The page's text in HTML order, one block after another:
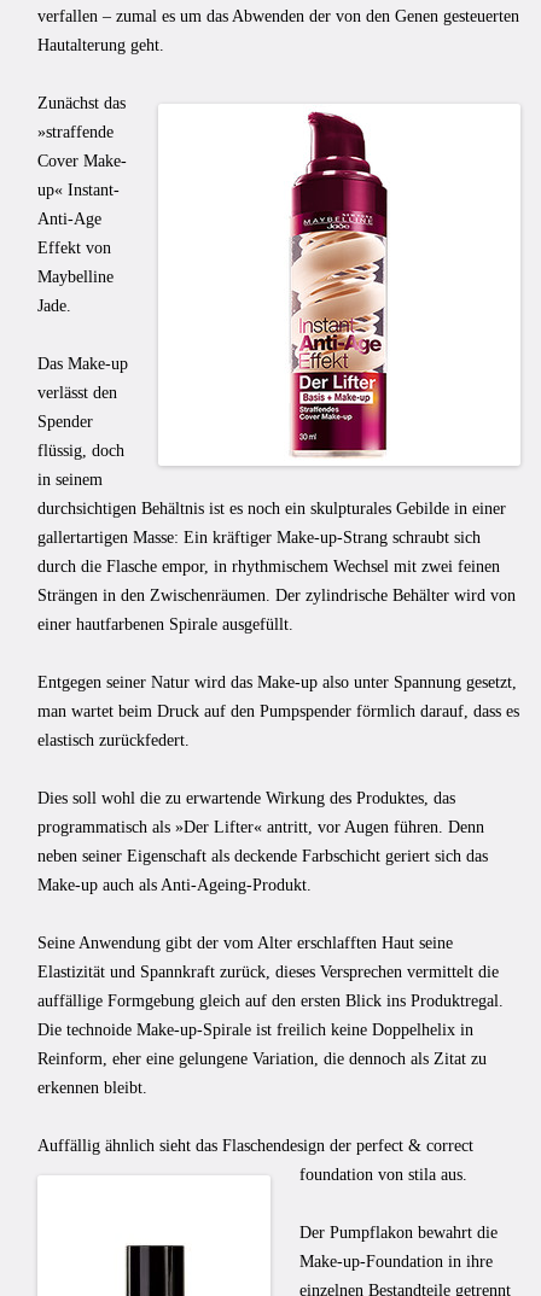
verfallen – zumal es um das Abwenden der von den Genen gesteuerten
Hautalterung geht.
Zunächst das
»straffende
Cover Make-
up« Instant-
Anti-Age
Effekt von
Maybelline
Jade.
Das Make-up
verlässt den
Spender
flüssig, doch
in seinem
durchsichtigen Behältnis ist es noch ein skulpturales Gebilde in einer
gallertartigen Masse: Ein kräftiger Make-up-Strang schraubt sich
durch die Flasche empor, in rhythmischem Wechsel mit zwei feinen
Strängen in den Zwischenräumen. Der zylindrische Behälter wird von
einer hautfarbenen Spirale ausgefüllt.
Entgegen seiner Natur wird das Make-up also unter Spannung gesetzt,
man wartet beim Druck auf den Pumpspender förmlich darauf, dass es
elastisch zurückfedert.
Dies soll wohl die zu erwartende Wirkung des Produktes, das
programmatisch als »Der Lifter« antritt, vor Augen führen. Denn
neben seiner Eigenschaft als deckende Farbschicht geriert sich das
Make-up auch als Anti-Ageing-Produkt.
Seine Anwendung gibt der vom Alter erschlafften Haut seine
Elastizität und Spannkraft zurück, dieses Versprechen vermittelt die
auffällige Formgebung gleich auf den ersten Blick ins Produktregal.
Die technoide Make-up-Spirale ist freilich keine Doppelhelix in
Reinform, eher eine gelungene Variation, die dennoch als Zitat zu
erkennen bleibt.
Auffällig ähnlich sieht das Flaschendesign der perfect & correct
foundation von stila aus.
Der Pumpflakon bewahrt die
Make-up-Foundation in ihre
einzelnen Bestandteile getrennt